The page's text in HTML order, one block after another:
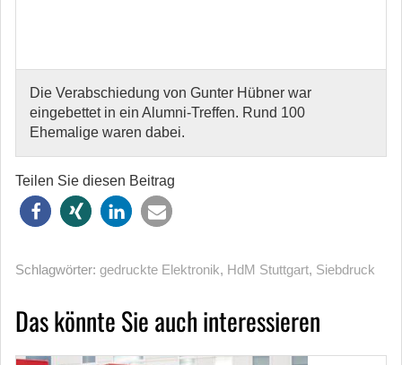
Die Verabschiedung von Gunter Hübner war
eingebettet in ein Alumni-Treffen. Rund 100
Ehemalige waren dabei.
Teilen Sie diesen Beitrag
Schlagwörter: gedruckte Elektronik, HdM Stuttgart, Siebdruck
Das könnte Sie auch interessieren